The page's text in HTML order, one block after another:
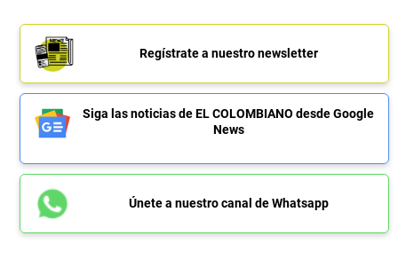
Regístrate a nuestro newsletter
Siga las noticias de EL COLOMBIANO desde Google
News
Únete a nuestro canal de Whatsapp